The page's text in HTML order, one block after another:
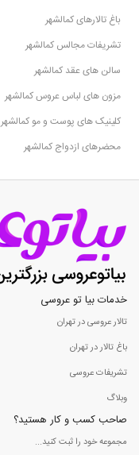
باغ تالارهای کمالشهر
تشریفات مجالس کمالشهر
سالن های عقد کمالشهر
مزون های لباس عروس کمالشهر
کلینیک های پوست و مو کمالشهر
محضرهای ازدواج کمالشهر
خدمات بیا تو عروسی
تالار عروسی در تهران
باغ تالار در تهران
تشریفات عروسی
وبلاگ
صاحب کسب و کار هستید؟
مجموعه خود را ثبت کنید...